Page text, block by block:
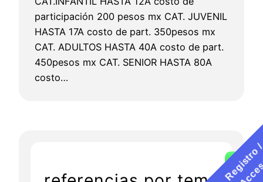
participación 200 pesos mx CAT. JUVENIL
HASTA 17A costo de part. 350pesos mx
CAT. ADULTOS HASTA 40A costo de part.
450pesos mx CAT. SENIOR HASTA 80A
costo…